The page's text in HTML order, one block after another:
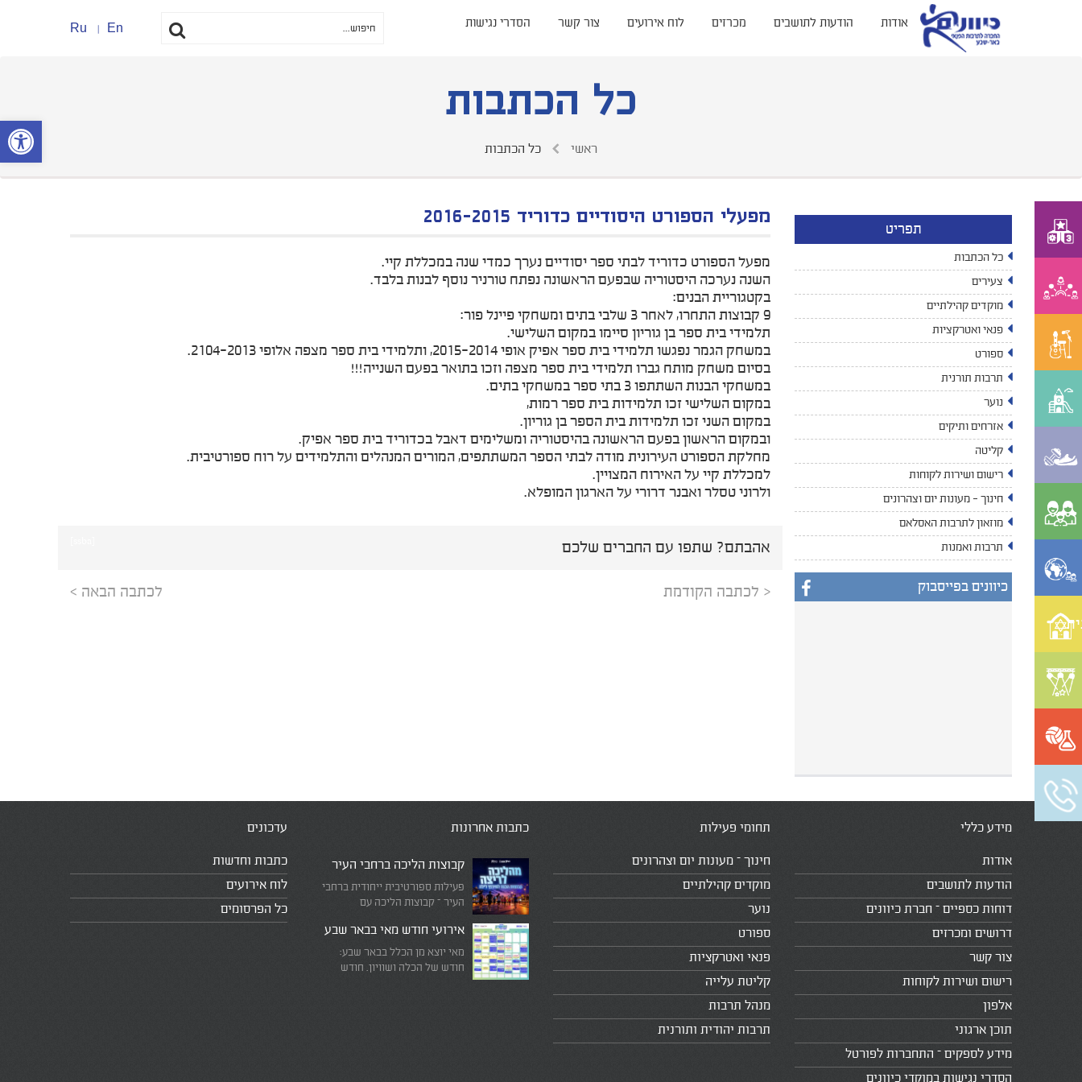
פתח סרגל
אודות הודעות לתושבים מכרזים לוח אירועים צור קשר הסדרי נגישות En
Ru
כל הכתבות
ראשי כל הכתבות
תפריט
כל הכתבות
צעירים
מוקדים קהילתיים
פנאי ואטרקציות
ספורט
תרבות תורנית
נוער
אזרחים ותיקים
קליטה
רישום ושירות לקוחות
חינוך - מעונות יום וצהרונים
מוזאון לתרבות האסלאם
תרבות ואמנות
כיוונים בפייסבוק
מפעלי הספורט היסודיים כדוריד 2016-2015
מפעל הספורט כדוריד לבתי ספר יסודיים נערך כמדי שנה במכללת קיי.
השנה נערכה היסטוריה שבפעם הראשונה נפתח טורניר נוסף לבנות בלבד.
בקטגוריית הבנים:
9 קבוצות התחרו, לאחר 3 שלבי בתים ומשחקי פיינל פור:
תלמידי בית ספר בן גוריון סיימו במקום השלישי.
במשחק הגמר נפגשו תלמידי בית ספר אפיק אופי 2015-2014, ותלמידי בית ספר מצפה אלופי 2104-2013.
בסיום משחק מותח גברו תלמידי בית ספר מצפה וזכו בתואר בפעם השנייה!!!
במשחקי הבנות השתתפו 3 בתי ספר במשחקי בתים.
במקום השלישי זכו תלמידות בית ספר רמות,
במקום השני זכו תלמידות בית הספר בן גוריון.
ובמקום הראשון בפעם הראשונה בהיסטוריה ומשלימים דאבל בכדוריד בית ספר אפיק.
מחלקת הספורט העירונית מודה לבתי הספר המשתתפים, המורים המנהלים והתלמידים על רוח ספורטיבית.
למכללת קיי על האירוח המצויין.
ולרוני טסלר ואבנר דרורי על הארגון המופלא.
אהבתם? שתפו עם החברים שלכם
< לכתבה הקודמת לכתבה הבאה >
מידע כללי
אודות
הודעות לתושבים
דוחות כספיים – חברת כיוונים
דרושים ומכרזים
צור קשר
רישום ושירות לקוחות
אלפון
תוכן ארגוני
מידע לספקים – התחברות לפורטל
הסדרי נגישות במוקדי כיוונים
תחומי פעילות
חינוך – מעונות יום וצהרונים
מוקדים קהילתיים
נוער
ספורט
פנאי ואטרקציות
קליטת עלייה
מנהל תרבות
תרבות יהודית ותורנית
כתבות אחרונות
קבוצות הליכה ברחבי העיר
פעילות ספורטיבית ייחודית ברחבי
העיר – קבוצות הליכה עם
אירועי חודש מאי בבאר שבע
מאי יוצא מן הכלל בבאר שבע:
חודש של הכלה ושוויון. חודש
עדכונים
כתבות וחדשות
לוח אירועים
כל הפרסומים